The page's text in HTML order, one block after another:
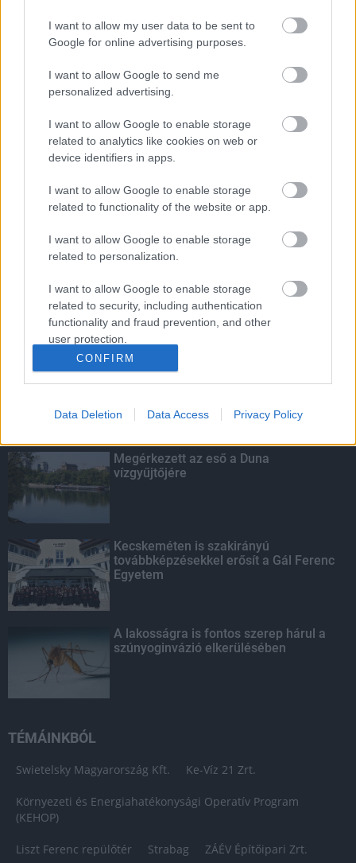
I want to allow my user data to be sent to
Google for online advertising purposes.
I want to allow Google to send me
personalized advertising.
I want to allow Google to enable storage
related to analytics like cookies on web or
device identifiers in apps.
I want to allow Google to enable storage
related to functionality of the website or app.
I want to allow Google to enable storage
related to personalization.
I want to allow Google to enable storage
related to security, including authentication
functionality and fraud prevention, and other
user protection.
CONFIRM
Data Deletion Data Access Privacy Policy
HIRDETÉS
LEGOLVASOTTABB
Indul a diákok pénzügyi ismereteit
erősítő Pénz7 programsorozat
Budapest-Pécs, Budapest-Szolnok:
gyorsabb és biztonságosabb lett a vasút
Több mint 40 helyszínen dolgozik
fennakadás nélkül a Híd-csoport
Megérkezett az eső a Duna
vízgyűjtőjére
Kecskeméten is szakirányú
továbbképzésekkel erősít a Gál Ferenc
Egyetem
A lakosságra is fontos szerep hárul a
szúnyoginvázió elkerülésében
TÉMÁINKBÓL
Swietelsky Magyarország Kft. Ke-Víz 21 Zrt.
Környezeti és Energiahatékonysági Operatív Program
(KEHOP)
Liszt Ferenc repülőtér Strabag ZÁÉV Építőipari Zrt.